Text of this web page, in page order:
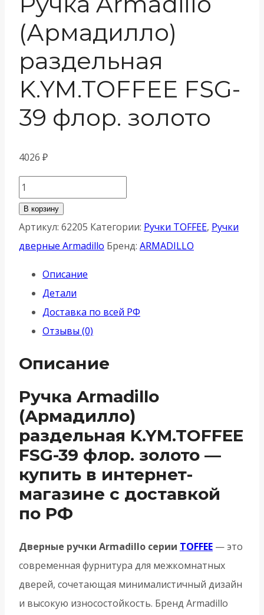
(Армадилло)
раздельная
K.YM.TOFFEE FSG-
39 флор. золото
4026 ₽
Количество
товара
Ручка
Armadillo
раздельная
K.YM.TOFFEE
FSG-
флор.
В корзину
Артикул: 62205 Категории: Ручки TOFFEE, Ручки
дверные Armadillo Бренд: ARMADILLO
Описание
Детали
Доставка по всей РФ
Отзывы (0)
Описание
Ручка Armadillo
(Армадилло)
раздельная K.YM.TOFFEE
FSG-39 флор. золото —
купить в интернет-
магазине с доставкой
по РФ
Дверные ручки Armadillo серии TOFFEE — это
современная фурнитура для межкомнатных
дверей, сочетающая минималистичный дизайн
и высокую износостойкость. Бренд Armadillo